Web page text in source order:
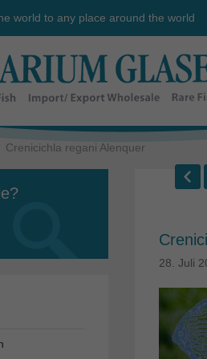
world to any place around the world
Crenicichla regani Alenquer
28. Juli